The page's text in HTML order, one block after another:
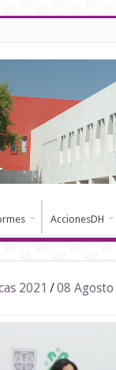
AccionesDH
2021 /08 Agosto